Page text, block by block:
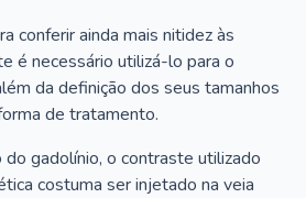
conferir ainda mais nitidez às
é necessário utilizá-lo para o
da definição dos seus tamanhos
de tratamento.
gadolínio, o contraste utilizado
costuma ser injetado na veia